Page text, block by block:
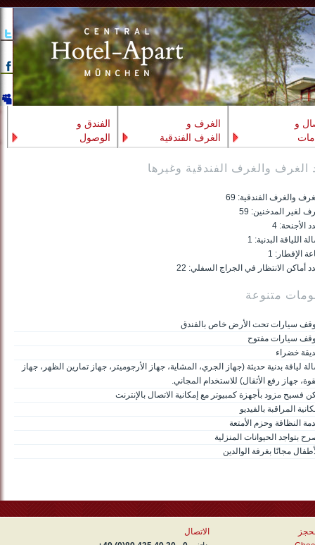
الفندق و
الوصول
الغرف و
الغرف الفندقية
و
الغرف والغرف الفندقية وغيرها
والغرف الفندقية: 69
لغير المدخنين: 59
الأجنحة: 4
اللياقة البدنية: 1
الإفطار: 1
أماكن الانتظار في الجراج السفلي: 22
متنوعة
سيارات تحت الأرض خاص بالفندق
سيارات مفتوح
خضراء
لياقة بدنية حديثة (جهاز الجري، المشاية، جهاز الأرجوميتر، جهاز تمارين الظهر، جهاز
جهاز رفع الأثقال) للاستخدام المجاني.
فسيح مزود بأجهزة كمبيوتر مع إمكانية الاتصال بالإنترنت
المراقبة بالفيديو
النظافة وحزم الأمتعة
بتواجد الحيوانات المنزلية
مجانًا بغرفة الوالدين
الاتصال